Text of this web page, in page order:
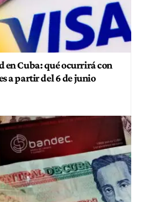
en Cuba: qué ocurrirá con
a partir del 6 de junio